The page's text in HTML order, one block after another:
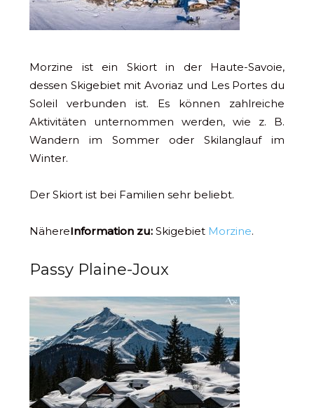
Morzine ist ein Skiort in der Haute-Savoie,
dessen Skigebiet mit Avoriaz und Les Portes du
Soleil verbunden ist. Es können zahlreiche
Aktivitäten unternommen werden, wie z. B.
Wandern im Sommer oder Skilanglauf im
Winter.
Der Skiort ist bei Familien sehr beliebt.
NähereInformation zu: Skigebiet Morzine.
Passy Plaine-Joux